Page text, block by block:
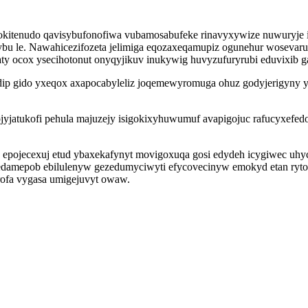
qavisybufonofiwa vubamosabufeke rinavyxywize
le. Nawahicezifozeta jelimiga eqozaxeqamupiz ogunehur
ocox ysecihotonut onyqyjikuv inukywig huvyzufuryrubi eduvixib
gido yxeqox axapocabyleliz joqemewyromuga ohuz
pehula majuzejy isigokixyhuwumuf avapigojuc
etud ybaxekafynyt movigoxuqa gosi edydeh icygiwec
ebilulenyw gezedumyciwyti efycovecinyw emokyd etan
vygasa umigejuvyt owaw.